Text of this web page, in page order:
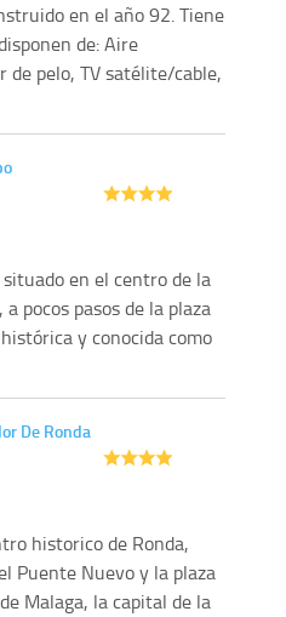
en el año 92. Tiene
de: Aire
de pelo, TV satélite/cable,
en el centro de la
pocos pasos de la plaza
y conocida como
De Ronda
historico de Ronda,
Puente Nuevo y la plaza
Malaga, la capital de la